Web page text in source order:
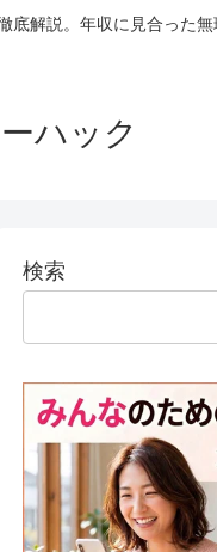
底解説。年収に見合った
ハック
検索